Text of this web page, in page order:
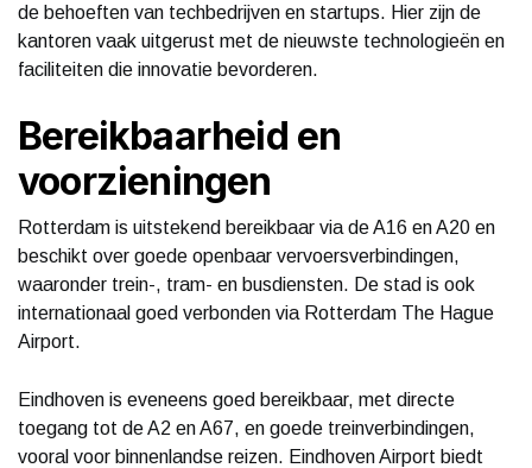
de behoeften van techbedrijven en startups. Hier zijn de
kantoren vaak uitgerust met de nieuwste technologieën en
faciliteiten die innovatie bevorderen.
Bereikbaarheid en
voorzieningen
Rotterdam is uitstekend bereikbaar via de A16 en A20 en
beschikt over goede openbaar vervoersverbindingen,
waaronder trein-, tram- en busdiensten. De stad is ook
internationaal goed verbonden via Rotterdam The Hague
Airport.
Eindhoven is eveneens goed bereikbaar, met directe
toegang tot de A2 en A67, en goede treinverbindingen,
vooral voor binnenlandse reizen. Eindhoven Airport biedt